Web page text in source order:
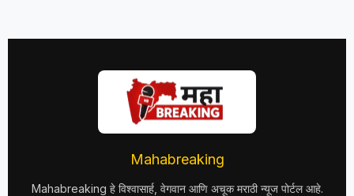
Mahabreaking
Mahabreaking हे विश्वासार्ह, वेगवान आणि अचूक मराठी न्यूज पोर्टल आहे.